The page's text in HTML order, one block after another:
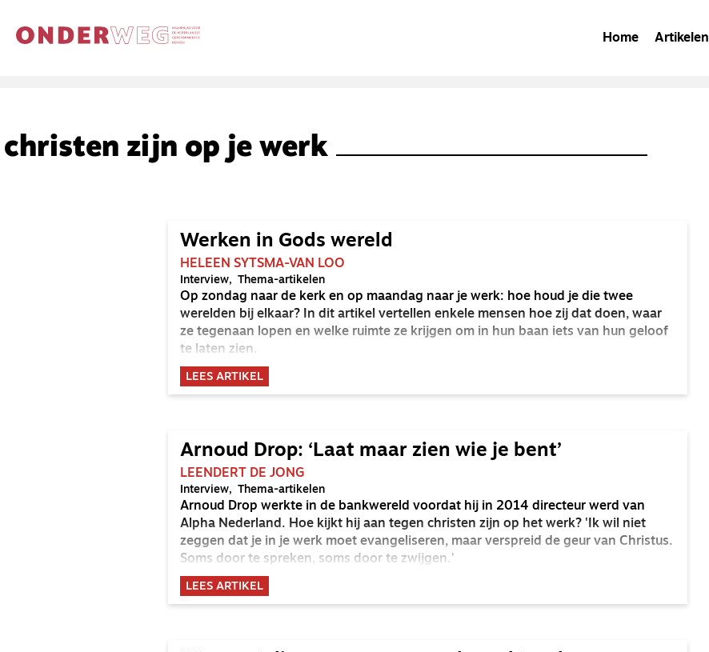
Home Artikelen
christen zijn op je werk
Werken in Gods wereld
HELEEN SYTSMA-VAN LOO
Interview Thema-artikelen
Op zondag naar de kerk en op maandag naar je werk: hoe houd je die twee
werelden bij elkaar? In dit artikel vertellen enkele mensen hoe zij dat doen, waar
ze tegenaan lopen en welke ruimte ze krijgen om in hun baan iets van hun geloof
te laten zien.
LEES ARTIKEL
Arnoud Drop: ‘Laat maar zien wie je bent’
LEENDERT DE JONG
Interview Thema-artikelen
Arnoud Drop werkte in de bankwereld voordat hij in 2014 directeur werd van
Alpha Nederland. Hoe kijkt hij aan tegen christen zijn op het werk? 'Ik wil niet
zeggen dat je in je werk moet evangeliseren, maar verspreid de geur van Christus.
Soms door te spreken, soms door te zwijgen.'
LEES ARTIKEL